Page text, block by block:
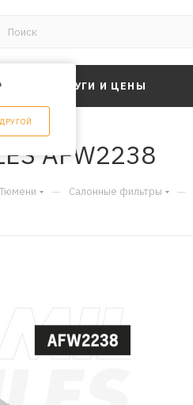
УСЛУГИ И ЦЕНЫ
AFW2238
— Салонные фильтры —